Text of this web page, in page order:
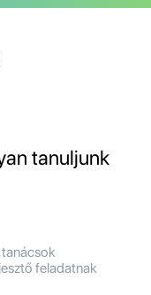
tanuljunk
feladatnak